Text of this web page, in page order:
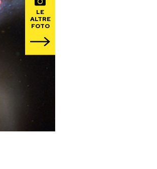
LE
ALTRE
FOTO